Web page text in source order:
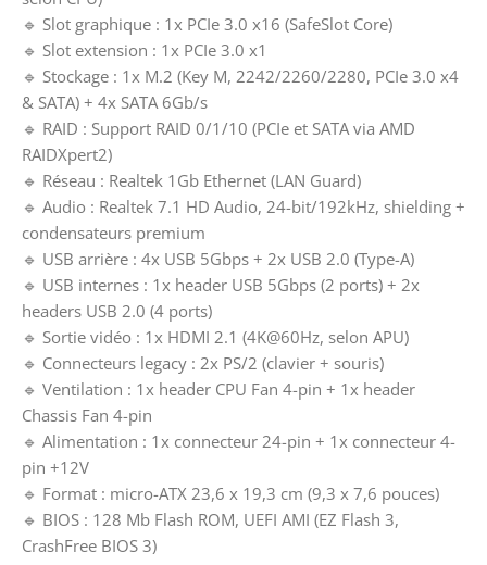
🔹 Slot graphique : 1x PCIe 3.0 x16 (SafeSlot Core)
🔹 Slot extension : 1x PCIe 3.0 x1
🔹 Stockage : 1x M.2 (Key M, 2242/2260/2280, PCIe 3.0 x4
& SATA) + 4x SATA 6Gb/s
🔹 RAID : Support RAID 0/1/10 (PCIe et SATA via AMD
RAIDXpert2)
🔹 Réseau : Realtek 1Gb Ethernet (LAN Guard)
🔹 Audio : Realtek 7.1 HD Audio, 24-bit/192kHz, shielding +
condensateurs premium
🔹 USB arrière : 4x USB 5Gbps + 2x USB 2.0 (Type-A)
🔹 USB internes : 1x header USB 5Gbps (2 ports) + 2x
headers USB 2.0 (4 ports)
🔹 Sortie vidéo : 1x HDMI 2.1 (4K@60Hz, selon APU)
🔹 Connecteurs legacy : 2x PS/2 (clavier + souris)
🔹 Ventilation : 1x header CPU Fan 4-pin + 1x header
Chassis Fan 4-pin
🔹 Alimentation : 1x connecteur 24-pin + 1x connecteur 4-
pin +12V
🔹 Format : micro-ATX 23,6 x 19,3 cm (9,3 x 7,6 pouces)
🔹 BIOS : 128 Mb Flash ROM, UEFI AMI (EZ Flash 3,
CrashFree BIOS 3)